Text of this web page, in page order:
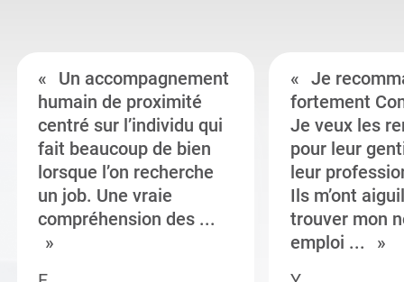
Un accompagnement
humain de proximité
centré sur l’individu qui
fait beaucoup de bien
lorsque l’on recherche
un job. Une vraie
compréhension des ...
Je
fortement
Je veux les
pour leur
leur
Ils m’ont
trouver mon
emploi ...